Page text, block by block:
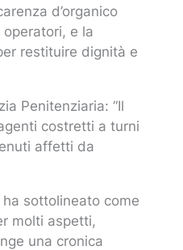
d’organico
e la
restituire dignità e
Penitenziaria: “Il
costretti a turni
affetti da
sottolineato come
molti aspetti,
una cronica